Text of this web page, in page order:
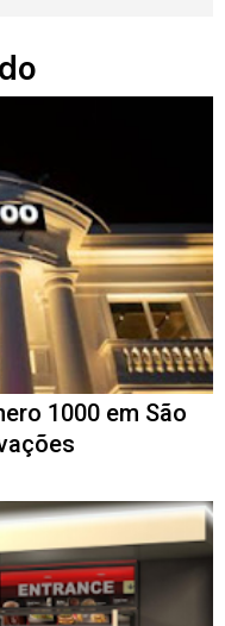
1000 em São